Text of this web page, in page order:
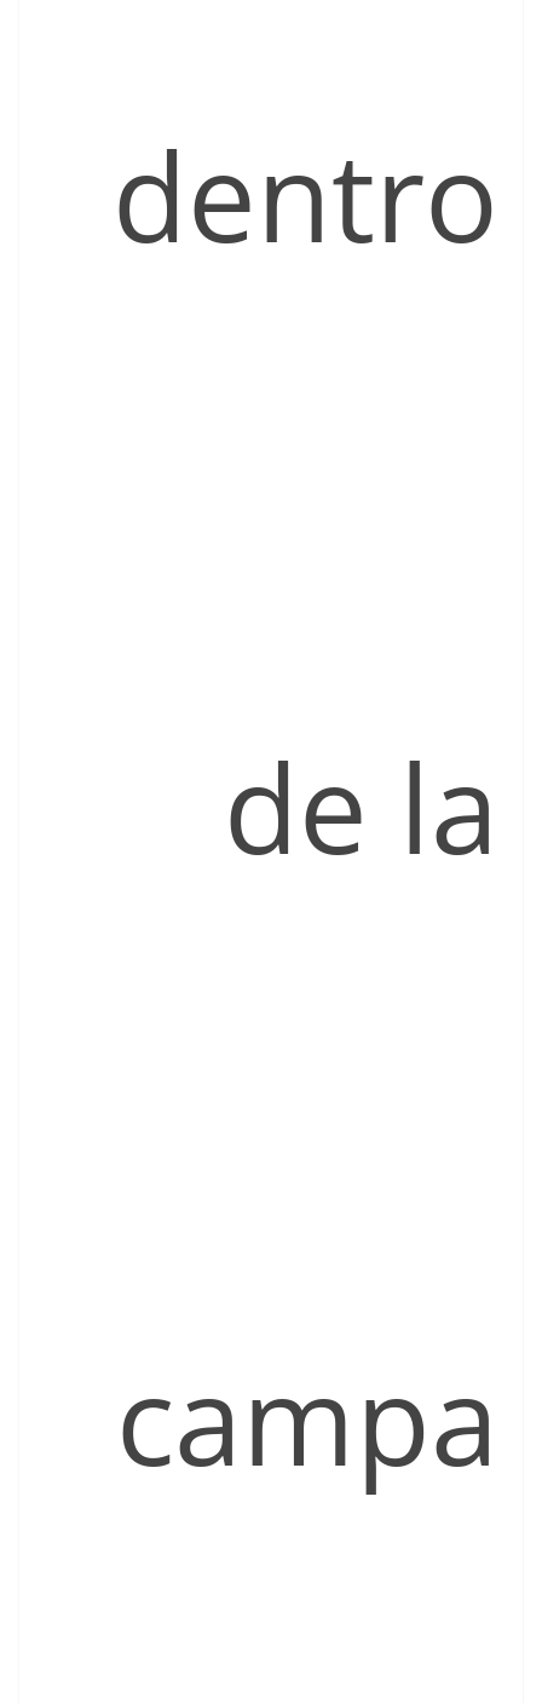
dentro
de la
campa